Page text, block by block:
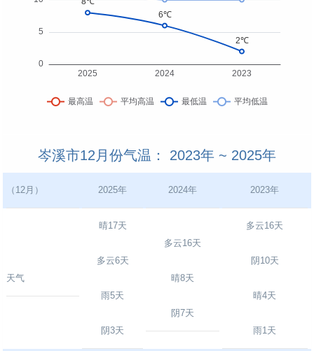
岑溪市12月份气温： 2023年 ~ 2025年
（12月） 2025年 2024年 2023年
天气
晴17天
多云6天
雨5天
阴3天
多云16天
晴8天
阴7天
多云16天
阴10天
晴4天
雨1天